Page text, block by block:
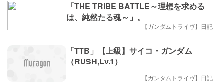
「THE TRIBE BATTLE～理想を求める
は、純然たる魂～」。
【ガンダムトライヴ】日記
「TTB」【上級】サイコ・ガンダム
（RUSH,Lv.1）
【ガンダムトライヴ】日記